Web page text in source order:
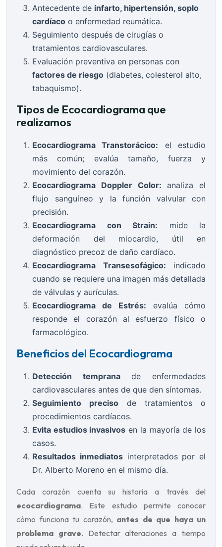
Antecedente de infarto, hipertensión, soplo
cardíaco o enfermedad reumática.
Seguimiento después de cirugías o
tratamientos cardiovasculares.
Evaluación preventiva en personas con
factores de riesgo (diabetes, colesterol alto,
tabaquismo).
Tipos de Ecocardiograma que
realizamos
Ecocardiograma Transtorácico: el estudio
más común; evalúa tamaño, fuerza y
movimiento del corazón.
Ecocardiograma Doppler Color: analiza el
flujo sanguíneo y la función valvular con
precisión.
Ecocardiograma con Strain: mide la
deformación del miocardio, útil en
diagnóstico precoz de daño cardíaco.
Ecocardiograma Transesofágico: indicado
cuando se requiere una imagen más detallada
de válvulas y aurículas.
Ecocardiograma de Estrés: evalúa cómo
responde el corazón al esfuerzo físico o
farmacológico.
Beneficios del Ecocardiograma
Detección tempranade enfermedades
cardiovasculares antes de que den síntomas.
Seguimiento preciso de tratamientos o
procedimientos cardíacos.
Evita estudios invasivos en la mayoría de los
casos.
Resultados inmediatosinterpretados por el
Dr. Alberto Moreno en el mismo día.
Cada corazón cuenta su historia a través del
ecocardiograma. Este estudio permite conocer
cómo funciona tu corazón, antes de que haya un
problema grave. Detectar alteraciones a tiempo